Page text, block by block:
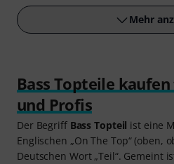
Mehr
Bass Topteile
und Profis
Der Begriff Bass Topteil ist eine
Englischen „On The Top“ (oben,
Deutschen Wort „Teil“. Gemeint